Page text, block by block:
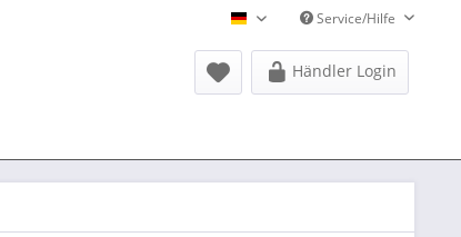
Donausports Deutsch
Service/Hilfe
Händler Login